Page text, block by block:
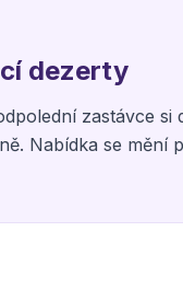
dezerty
zastávce
Nabídka se mění